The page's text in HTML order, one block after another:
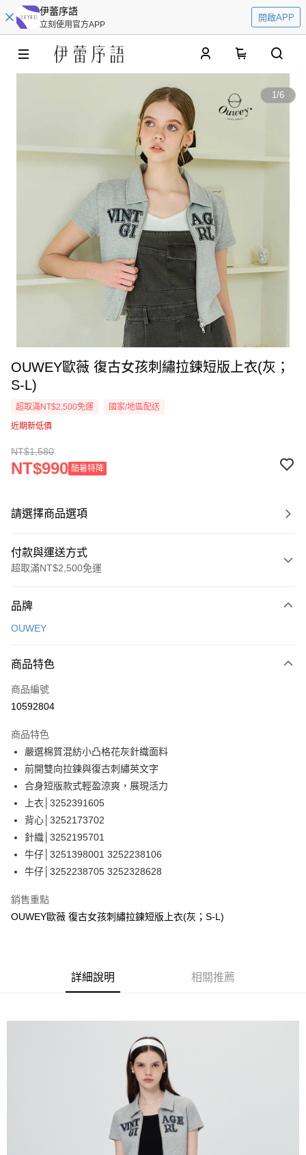
伊蕾序語
立刻使用官方APP
開啟APP
1/6
OUWEY歐薇 復古女孩刺繡拉鍊短版上衣(灰；
S-L)
超取滿NT$2,500免運
國家/地區配送
近期新低價
NT$1,580
NT$990 酷暑特降
請選擇商品選項
付款與運送方式
超取滿NT$2,500免運
信用卡一次付款
3 期 0 利率 每期
合作金庫商業銀行
上海商業儲蓄銀行
臺灣中小企業銀行
匯豐（台灣）商業銀行
華泰商業銀行
聯邦商業銀行
元大商業銀行
永豐商業銀行
玉山商業銀行
台新國際商業銀行
台灣樂天信用卡公司
超商取貨付款
LINE Pay
Apple Pay
街口支付
悠遊付
全盈+PAY
大哥付你分期
相關說明
【大哥付你分期使用說明】
2.付款方式選擇「大哥付你分期」，訂單成立後會自動跳轉到大哥付的交易
成交易。
法說明評估內容。
【繳款方式說明】
1.分期款項不併入電信帳單，「大哥付你分期」於每月結算日後寄送繳費提
2.透過簡訊連結打開帳單後，可選擇「超商條碼／台灣大直營門市／銀行轉
1.本服務係由「台灣大哥大股份有限公司」（以下簡稱本公司）所提供，讓
用戶於交易時，得透過本服務購買商品或服務，並由商店將買賣／分期付款
買賣價金債權讓與本公司後，依約使用本公司帳單繳交帳款。
2.基於同意付款使用「大哥付你分期」之契約關係目的，商店將以您的個人
資料（包含姓名、電話或地址）提供予台灣大哥大進項蒐集、處理及利用，
由本公司與您本人進行分期帳單所需資料之確認、核對及更正。
3.完整用戶服務條款，請詳閱以下連結：
相關說明
【關於「AFTEE先享後付」】
３．安心：先確認商品／服務後，再付款。
２．訂單成立數日內，您將收到繳費通知簡訊。
３．收到繳費通知簡訊後14天內，點擊此簡訊中的連結，可透過四大超商／
ATM／網路銀行／等多元方式進行付款，方視為交易完成。
※ 請注意：結帳手續完成當下不需立刻繳費，但若您需要取消訂單，請聯絡
購買商品的店家。未經商家同意取消之訂單仍視為有效，需透過AFTEE先享
※ 交易是否成功請以「AFTEE先享後付 」之結帳頁面顯示為準，若有關於
是否繳費成功／繳費後需取消欲退款等相關疑問，請聯繫「AFTEE先享後付
https://netprotections.freshdesk.com/support/home
每筆NT$120，滿NT$2,500(含以上)免運費
每筆NT$120，滿NT$2,500(含以上)免運費
每筆NT$120，滿NT$2,500(含以上)免運費
每筆NT$120，滿NT$2,500(含以上)免運費
品牌
OUWEY
商品特色
商品編號
10592804
商品特色
嚴選棉質混紡小凸格花灰針織面料
前開雙向拉鍊與復古刺繡英文字
合身短版款式輕盈涼爽，展現活力
上衣│3252391605
背心│3252173702
針織│3252195701
牛仔│3251398001 3252238106
牛仔│3252238705 3252328628
銷售重點
OUWEY歐薇 復古女孩刺繡拉鍊短版上衣(灰；S-L)
詳細說明 相關推薦